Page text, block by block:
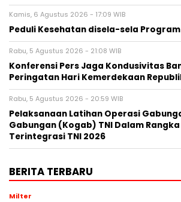
Kamis, 6 Agustus 2026 - 17:09 WIB
Peduli Kesehatan disela-sela Program
Rabu, 5 Agustus 2026 - 21:08 WIB
Konferensi Pers Jaga Kondusivitas
Peringatan Hari Kemerdekaan
Rabu, 5 Agustus 2026 - 20:59 WIB
Pelaksanaan Latihan Operasi
Gabungan (Kogab) TNI Dalam
Terintegrasi TNI 2026
BERITA TERBARU
Milter